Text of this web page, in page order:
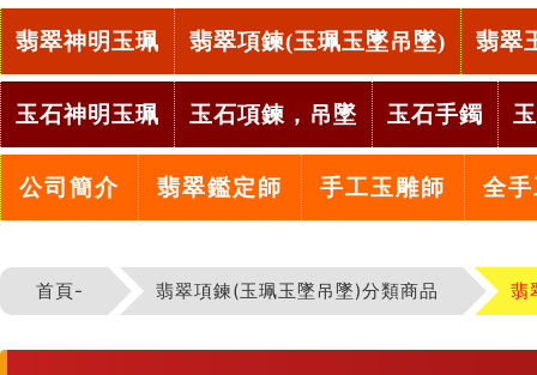
翡翠神明玉珮 翡翠項鍊(玉珮玉墜吊墜) 翡翠
玉石神明玉珮 玉石項鍊，吊墜 玉石手鐲
公司簡介 翡翠鑑定師 手工玉雕師 全
首頁- 翡翠項鍊(玉珮玉墜吊墜)分類商品 翡